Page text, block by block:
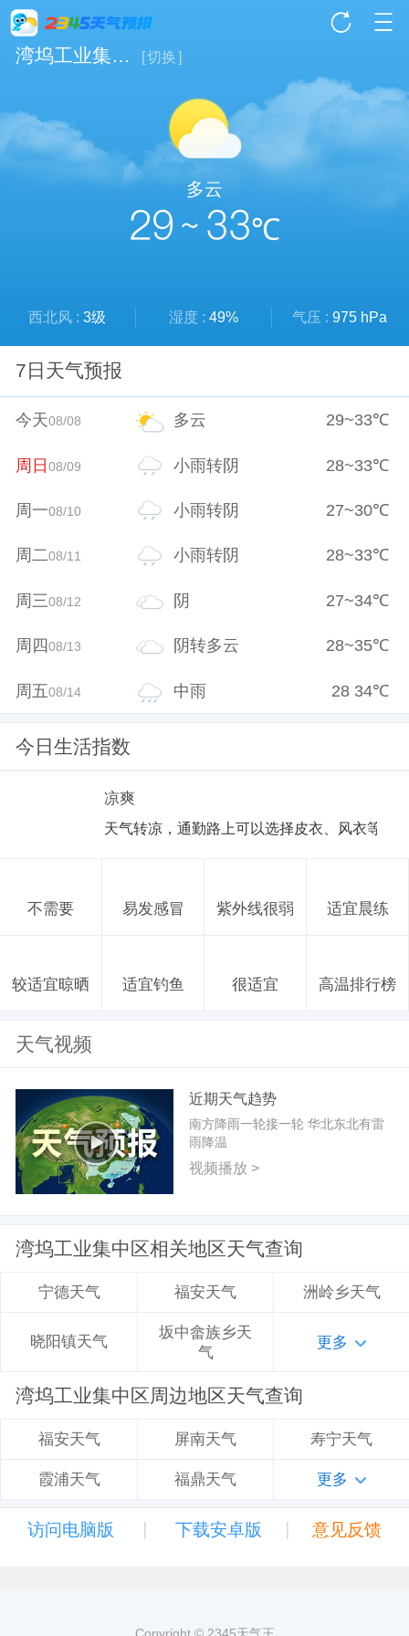
湾坞工业集中区天气 [切换]
多云
29 ~ 33℃
西北风 :3级 湿度 : 49% 气压 : 975 hPa
7日天气预报
今天08/08 多云 29~33℃
周日08/09 小雨转阴 28~33℃
周一08/10 小雨转阴 27~30℃
周二08/11 小雨转阴 28~33℃
周三08/12 阴 27~34℃
周四08/13 阴转多云 28~35℃
周五08/14 中雨 28 34℃
今日生活指数
凉爽
天气转凉，通勤路上可以选择皮衣、风衣等防
不需要 易发感冒 紫外线很弱 适宜晨练
较适宜晾晒 适宜钓鱼 很适宜 高温排行榜
天气视频
近期天气趋势
南方降雨一轮接一轮 华北东北有雷
雨降温
视频播放 >
湾坞工业集中区相关地区天气查询
宁德天气 福安天气 洲岭乡天气
晓阳镇天气
坂中畲族乡天
气
更多
湾坞工业集中区周边地区天气查询
福安天气 屏南天气 寿宁天气
霞浦天气 福鼎天气 更多
访问电脑版 | 下载安卓版 | 意见反馈